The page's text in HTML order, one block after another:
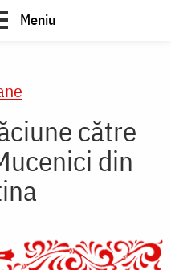
Meniu
către
din